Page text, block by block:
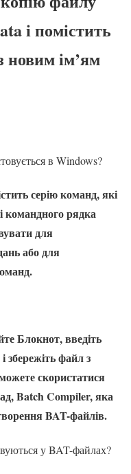
і помістить
новим ім’ям
в Windows?
серію команд, які
командного рядка
для
або для
Блокнот, введіть
збережіть файл з
скористатися
Batch Compiler, яка
BAT-файлів.
у BAT-файлах?